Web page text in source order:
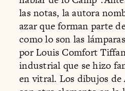
las notas, la autora
azar que forman parte
como lo son las
por Louis Comfort
industrial que se hizo
en vitral. Los dibujos de